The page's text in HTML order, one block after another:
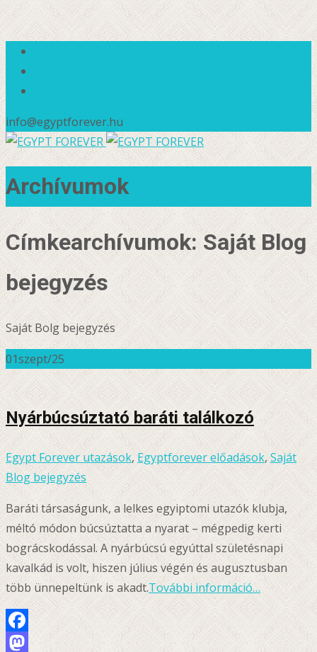
info@egyptforever.hu
Archívumok
Címkearchívumok: Saját Blog
bejegyzés
Saját Bolg bejegyzés
01szept/25
Nyárbúcsúztató baráti találkozó
Egypt Forever utazások,Egyptforever előadások,Saját
Blog bejegyzés
Baráti társaságunk, a lelkes egyiptomi utazók klubja,
méltó módon búcsúztatta a nyarat – mégpedig kerti
bográcskodással. A nyárbúcsú egyúttal születésnapi
kavalkád is volt, hiszen július végén és augusztusban
több ünnepeltünk is akadt.További információ…
Facebook